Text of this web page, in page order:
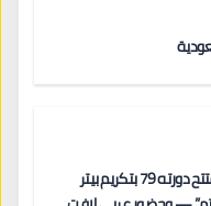
مهرجان كان السينمائي يفتتح دورته 79 بتكريم بيتر